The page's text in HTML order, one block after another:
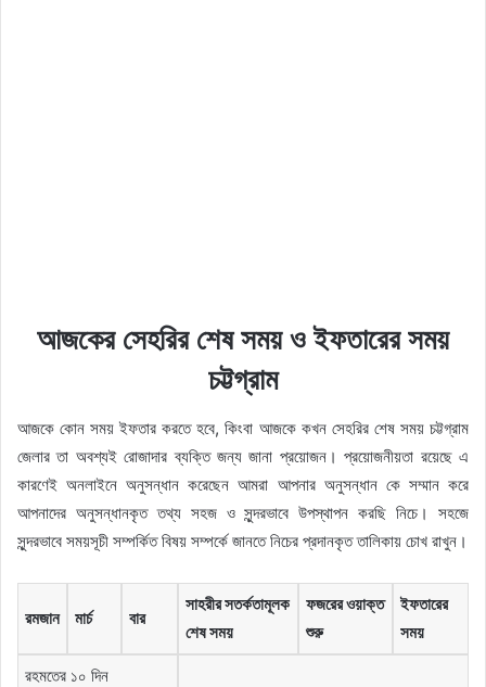
আজকের সেহরির শেষ সময় ও ইফতারের সময়
চট্টগ্রাম
আজকে কোন সময় ইফতার করতে হবে, কিংবা আজকে কখন সেহরির শেষ সময় চট্টগ্রাম
জেলার তা অবশ্যই রোজাদার ব্যক্তি জন্য জানা প্রয়োজন। প্রয়োজনীয়তা রয়েছে এ
কারণেই অনলাইনে অনুসন্ধান করেছেন আমরা আপনার অনুসন্ধান কে সম্মান করে
আপনাদের অনুসন্ধানকৃত তথ্য সহজ ও সুন্দরভাবে উপস্থাপন করছি নিচে। সহজে
সুন্দরভাবে সময়সূচী সম্পর্কিত বিষয় সম্পর্কে জানতে নিচের প্রদানকৃত তালিকায় চোখ রাখুন।
রমজান মার্চ বার
সাহরীর সতর্কতামূলক
শেষ সময়
ফজরের ওয়াক্ত
শুরু
ইফতারের
সময়
রহমতের ১০ দিন